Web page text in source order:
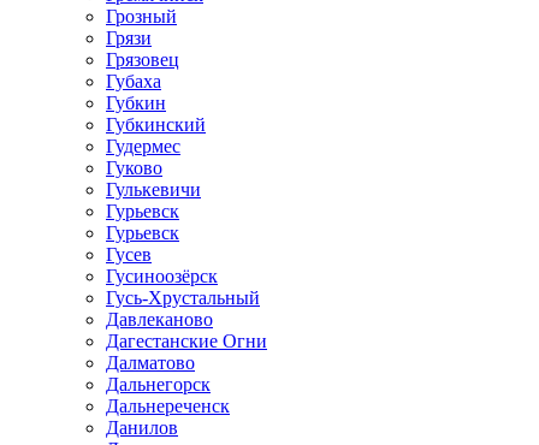
Грозный
Грязи
Грязовец
Губаха
Губкин
Губкинский
Гудермес
Гуково
Гулькевичи
Гурьевск
Гурьевск
Гусев
Гусиноозёрск
Гусь-Хрустальный
Давлеканово
Дагестанские Огни
Далматово
Дальнегорск
Дальнереченск
Данилов